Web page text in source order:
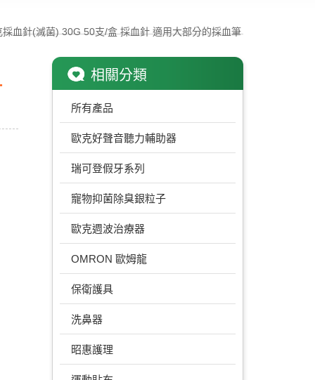
血針(滅菌) 30G 50支/盒 採血針 適用大部分的採血筆
相關分類
所有產品
歐克好聲音聽力輔助器
瑞可登假牙系列
寵物抑菌除臭銀粒子
歐克週波治療器
OMRON 歐姆龍
保衛護具
洗鼻器
昭惠護理